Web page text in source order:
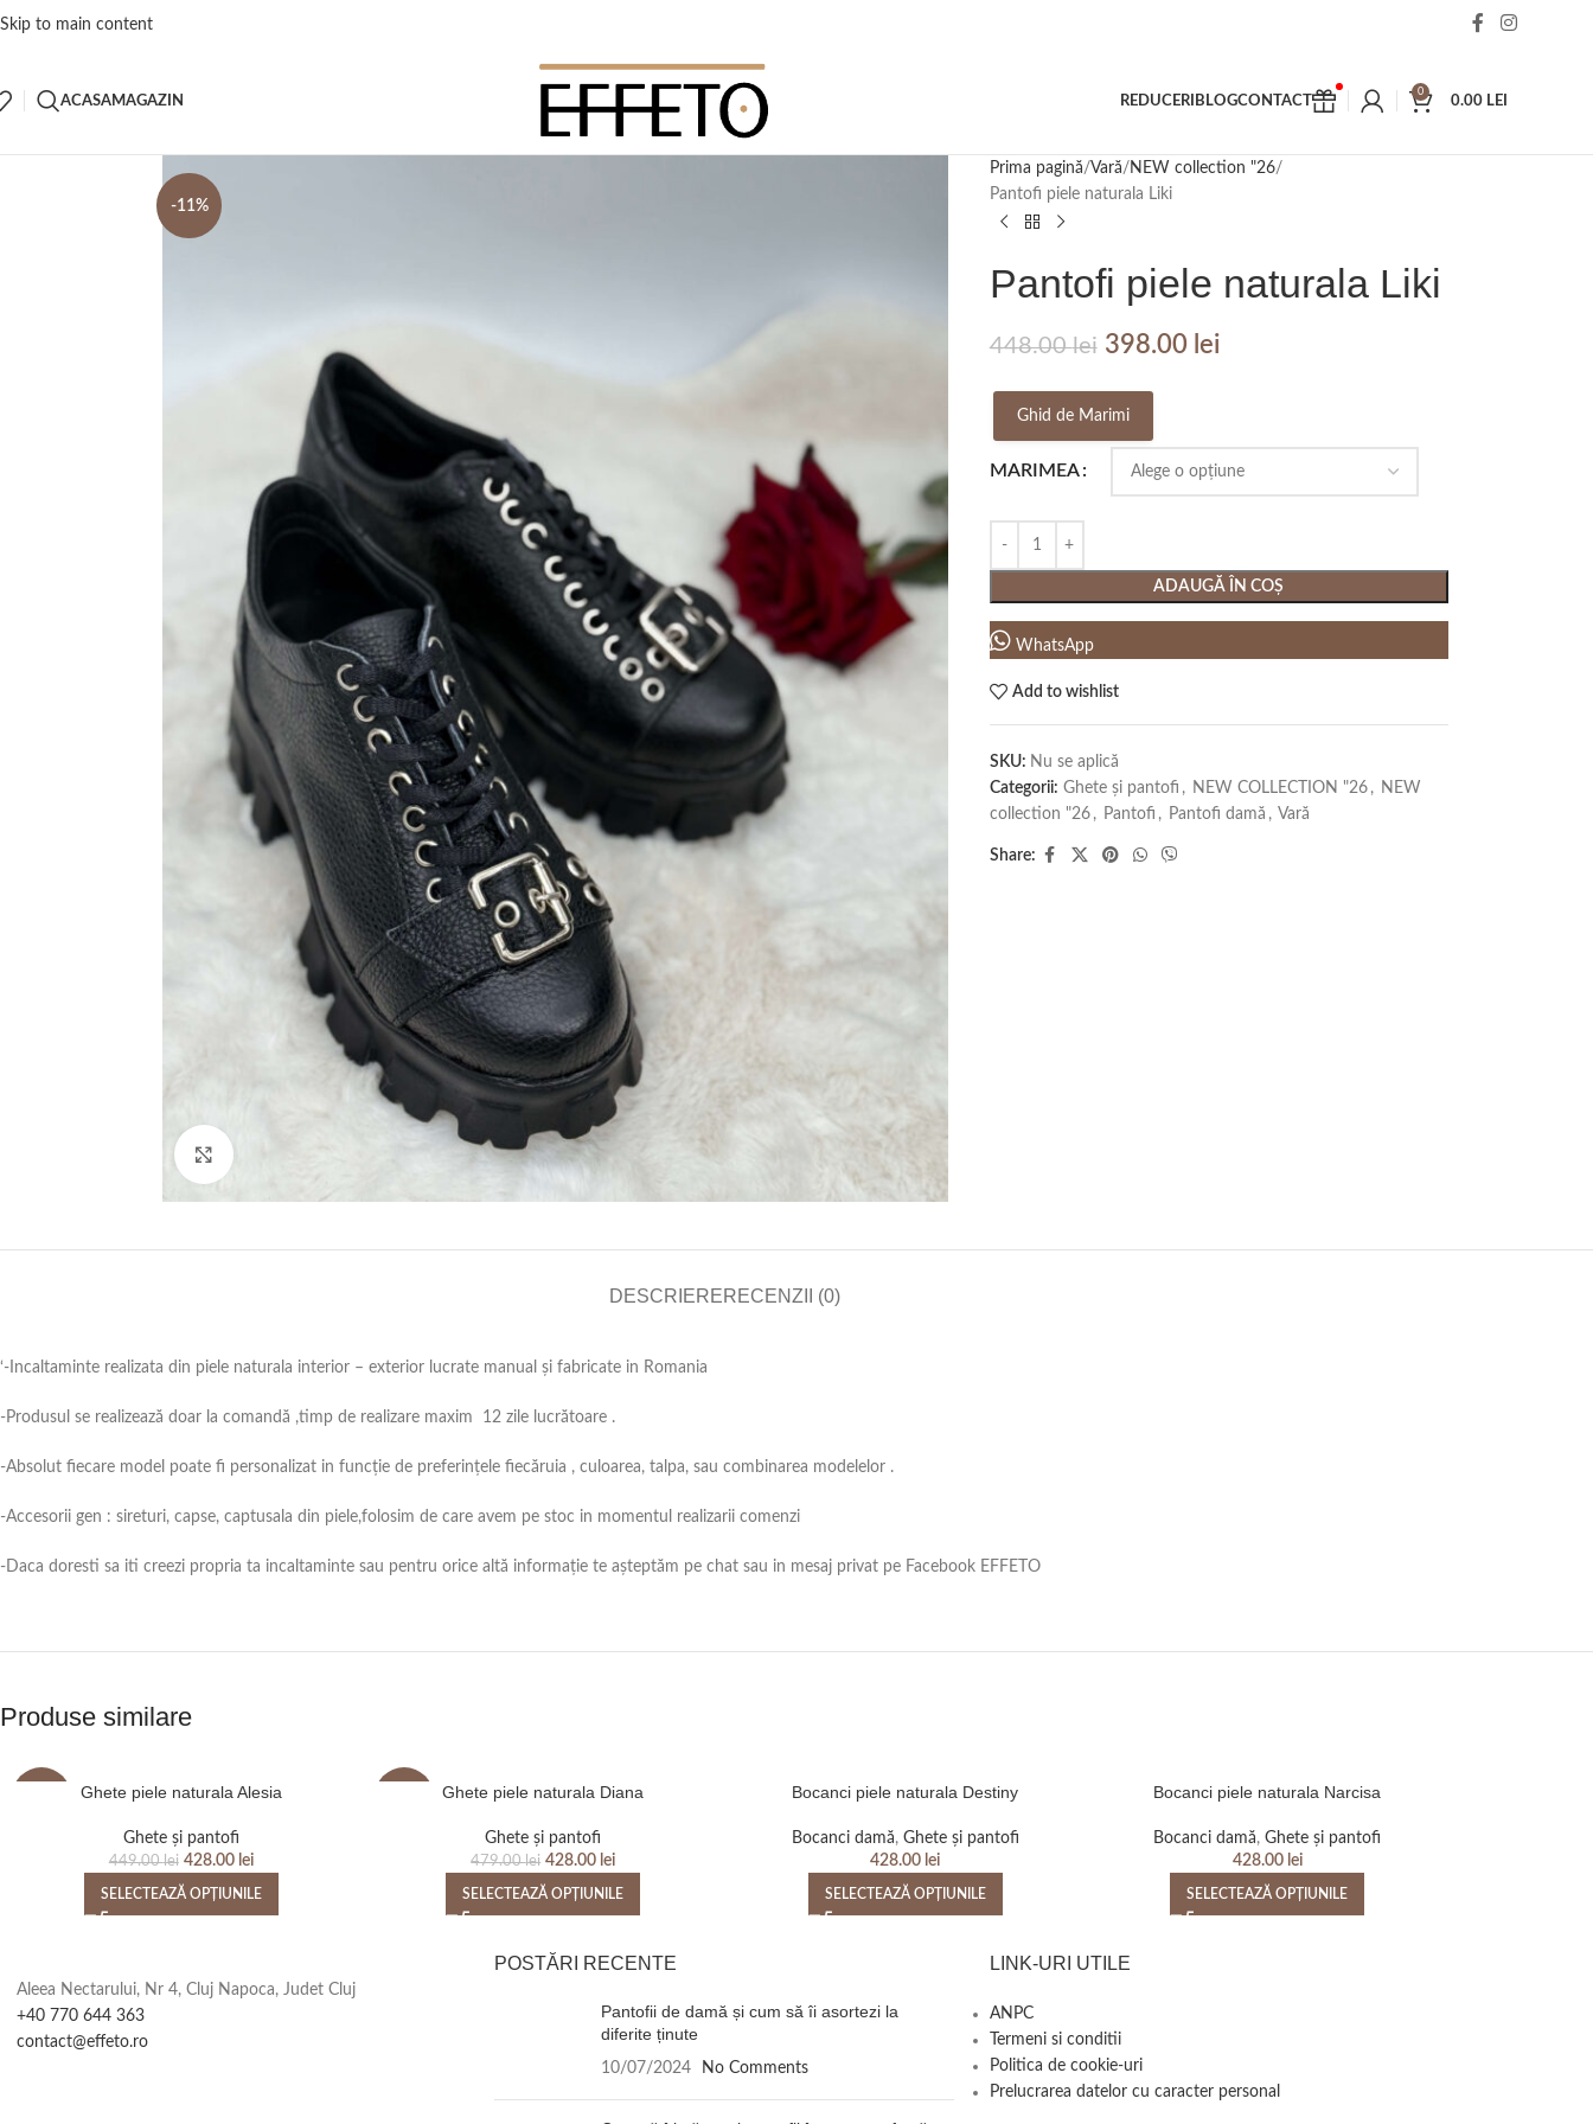
Skip to main content
ACASAMAGAZIN REDUCERI BLOGCONTACT
0
0.00 LEI
-11%
Prima pagină Vară
NEW collection "26
Pantofi piele naturala Liki
Pantofi piele naturala Liki
448.00lei 398.00 lei
Ghid de Marimi
MARIMEA
ADAUGĂ ÎN COȘ
WhatsApp
Add to wishlist
SKU: Nu se aplică
Categorii: Ghete și pantofi , NEW COLLECTION "26 , NEW
collection "26 , Pantofi , Pantofi damă , Vară
Share:
DESCRIERERECENZII (0)
‘-Incaltaminte realizata din piele naturala interior – exterior lucrate manual și fabricate in Romania
-Produsul se realizează doar la comandă ,timp de realizare maxim 12 zile lucrătoare .
-Absolut fiecare model poate fi personalizat in funcție de preferințele fiecăruia , culoarea, talpa, sau combinarea modelelor .
-Accesorii gen : sireturi, capse, captusala din piele,folosim de care avem pe stoc in momentul realizarii comenzi
-Daca doresti sa iti creezi propria ta incaltaminte sau pentru orice altă informație te așteptăm pe chat sau in mesaj privat pe Facebook EFFETO
Produse similare
Ghete piele naturala Alesia
Ghete și pantofi
449.00lei 428.00 lei
SELECTEAZĂ OPȚIUNILE
Ghete piele naturala Diana
Ghete și pantofi
479.00lei 428.00 lei
SELECTEAZĂ OPȚIUNILE
Bocanci piele naturala Destiny
Bocanci damă, Ghete și pantofi
428.00 lei
SELECTEAZĂ OPȚIUNILE
Bocanci piele naturala Narcisa
Bocanci damă,Ghete și pantofi
428.00 lei
SELECTEAZĂ OPȚIUNILE
Aleea Nectarului, Nr 4, Cluj Napoca, Judet Cluj
+40 770 644 363
contact@effeto.ro
POSTĂRI RECENTE
Pantofii de damă și cum să îi asortezi la
diferite ținute
10/07/2024 No Comments
LINK-URI UTILE
ANPC
Termeni si conditii
Politica de cookie-uri
Prelucrarea datelor cu caracter personal